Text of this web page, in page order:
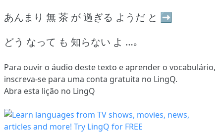
あんまり 無 茶 が 過ぎる ようだ と ➡
どう なって も 知らない よ …｡
Para ouvir o áudio deste texto e aprender o vocabulário,
inscreva-se para uma conta gratuita no LingQ.
Abra esta lição no LingQ